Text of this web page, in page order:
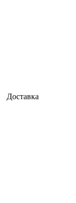
Доставка